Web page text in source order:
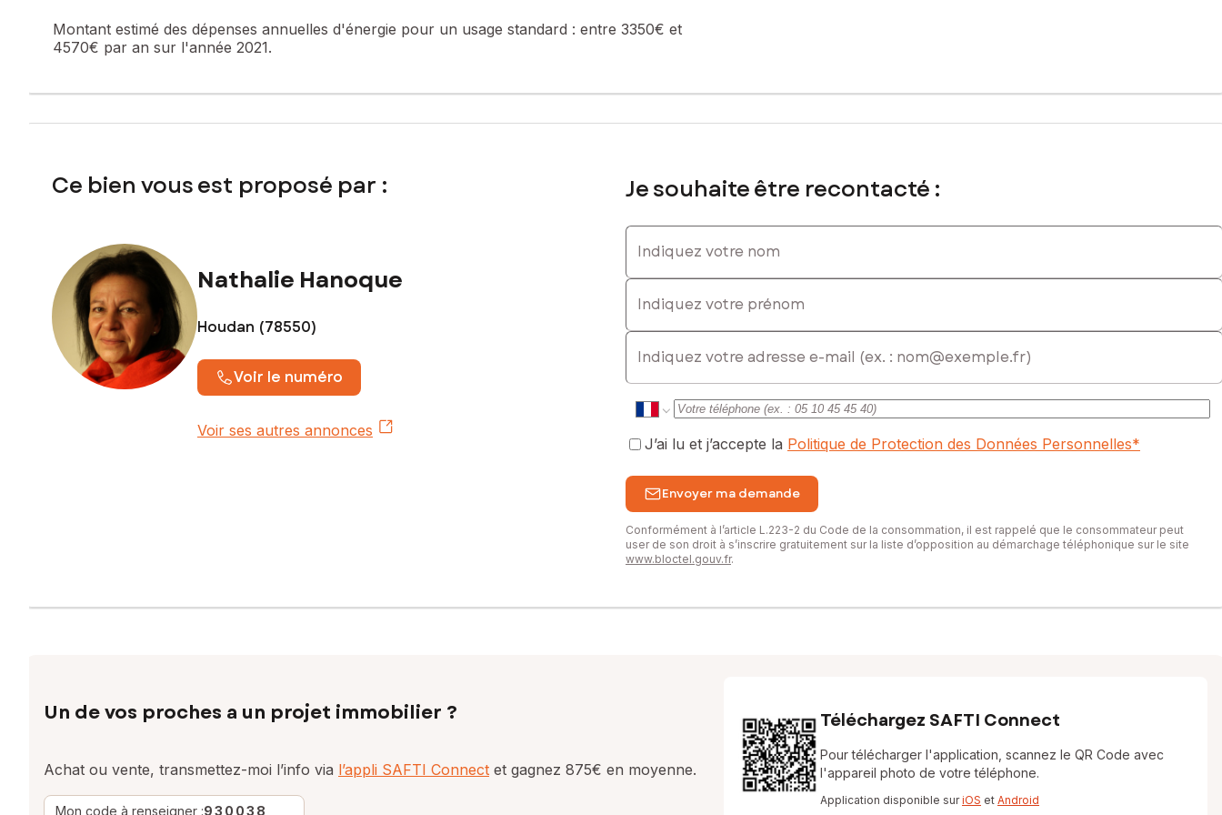
Montant estimé des dépenses annuelles d'énergie pour un usage standard : entre 3350€ et
4570€ par an sur l'année 2021.
Ce bien vous est proposé par :
Nathalie Hanoque
Houdan (78550)
Voir le numéro
Voir ses autres annonces
Je souhaite être recontacté :
Indiquez votre nom
Indiquez votre prénom
E-mail
J’ai lu et j’accepte la Politique de Protection des Données Personnelles*
Envoyer ma demande
Conformément à l’article L.223-2 du Code de la consommation, il est rappelé que le consommateur peut
user de son droit à s’inscrire gratuitement sur la liste d’opposition au démarchage téléphonique sur le site
www.bloctel.gouv.fr.
Un de vos proches a un projet immobilier ?
Achat ou vente, transmettez-moi l’info via l’appli SAFTI Connect et gagnez 875€ en moyenne.
Mon code à renseigner :930038
Téléchargez SAFTI Connect
Pour télécharger l'application, scannez le QR Code avec
l'appareil photo de votre téléphone.
Application disponible suriOS et Android